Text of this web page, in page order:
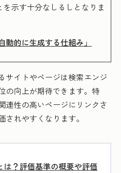
示す十分なしるしとなりま
動的に生成する仕組み」
サイトやページは検索エンジ
の向上が期待できます。特
連性の高いページにリンクさ
れやすくなります。
？評価基準の概要や評価